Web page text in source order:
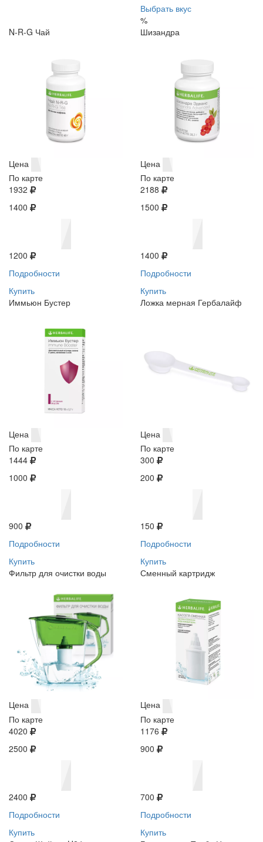
Выбрать вкус
%
N-R-G Чай
Цена
По карте
1932
1400
1200
Подробности
Купить
Шизандра
Цена
По карте
2188
1500
1400
Подробности
Купить
Иммьюн Бустер
Цена
По карте
1444
1000
900
Подробности
Купить
Ложка мерная Гербалайф
Цена
По карте
300
200
150
Подробности
Купить
Фильтр для очистки воды
Цена
По карте
4020
2500
2400
Подробности
Купить
Сменный картридж
Цена
По карте
1176
900
700
Подробности
Купить